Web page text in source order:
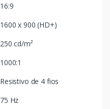
16:9
1600 x 900 (HD+)
250 cd/m²
1000:1
Resistivo de 4 fios
75 Hz